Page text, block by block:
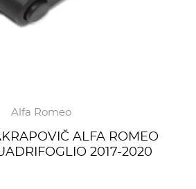
Alfa Romeo
ALFA ROMEO
2017-2020